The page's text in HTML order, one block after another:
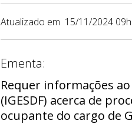
Atualizado em 15/11/2024
Ementa:
Requer informações
(IGESDF) acerca de
ocupante do cargo de